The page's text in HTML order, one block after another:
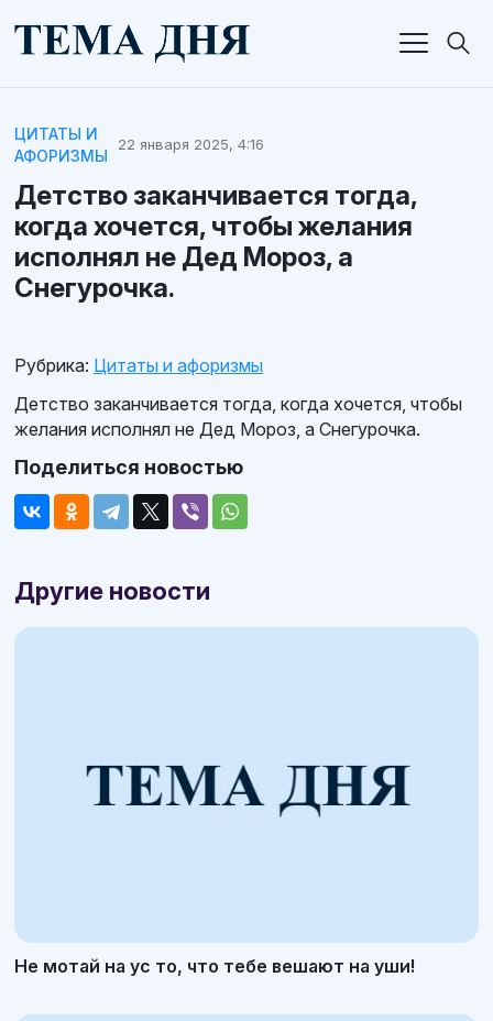
ЦИТАТЫ И
АФОРИЗМЫ
22 января 2025, 4:16
Детство заканчивается тогда,
когда хочется, чтобы желания
исполнял не Дед Мороз, а
Снегурочка.
Рубрика: Цитаты и афоризмы
Детство заканчивается тогда, когда хочется, чтобы
желания исполнял не Дед Мороз, а Снегурочка.
Поделиться новостью
Другие новости
Не мотай на ус то, что тебе вешают на уши!